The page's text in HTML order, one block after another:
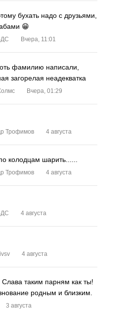
бухать надо с друзьями,
😁
ДС Вчера, 11:01
фамилию написали,
загорелая неадекватка
Вчера, 01:29
Трофимов 4 августа
колодцам шарить......
Трофимов 4 августа
ДС 4 августа
4 августа
таким парням как ты!
родным и близким.
3 августа